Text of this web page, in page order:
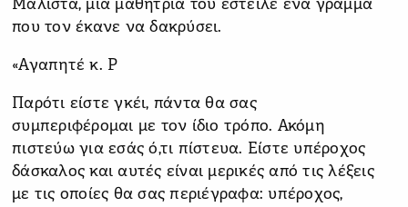
Μάλιστα, μια μαθήτρια του έστειλε ένα γράμμα
που τον έκανε να δακρύσει.
«Αγαπητέ κ. Ρ
Παρότι είστε γκέι, πάντα θα σας
συμπεριφέρομαι με τον ίδιο τρόπο. Ακόμη
πιστεύω για εσάς ό,τι πίστευα. Είστε υπέροχος
δάσκαλος και αυτές είναι μερικές από τις λέξεις
με τις οποίες θα σας περιέγραφα: υπέροχος,